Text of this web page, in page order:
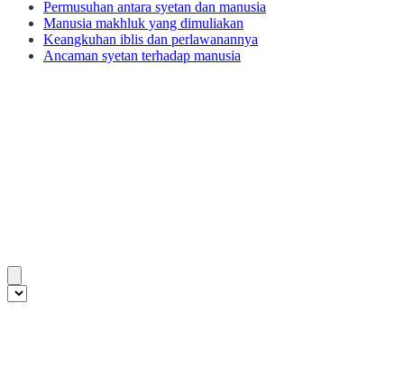
Permusuhan antara syetan dan manusia
Manusia makhluk yang dimuliakan
Keangkuhan iblis dan perlawanannya
Ancaman syetan terhadap manusia